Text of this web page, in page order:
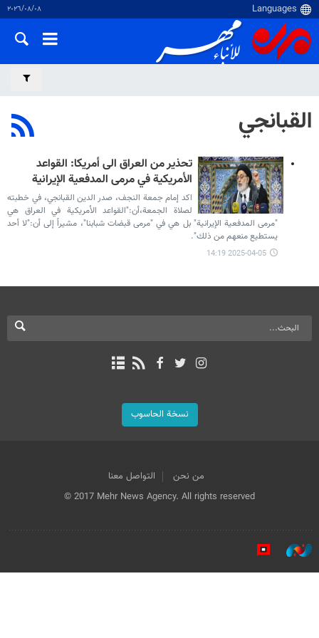
٠٨‏/٠٨‏/٢٠٢٦
القبانجي
تحذير من العراق الى أمريكا: القواعد
الأمريكية في مرمى المدفعية الإيرانية
اكد إمام جمعة النجف، صدر الدين القبانجي، في خطبته
لصلاة الجمعة،أن:"القواعد الأمريكية في العراق هي
"مرمى المدفعية الإيرانية" بل هي في "مرمى قبضات شبابنا"، مشيراً إلى أن:"لا أحد
يستطيع منعهم من ذلك".
2025-04-05 14:19
نسخة الحاسوب
من نحن
التواصل معنا
© 2017 Mehr News Agency. All rights reserved